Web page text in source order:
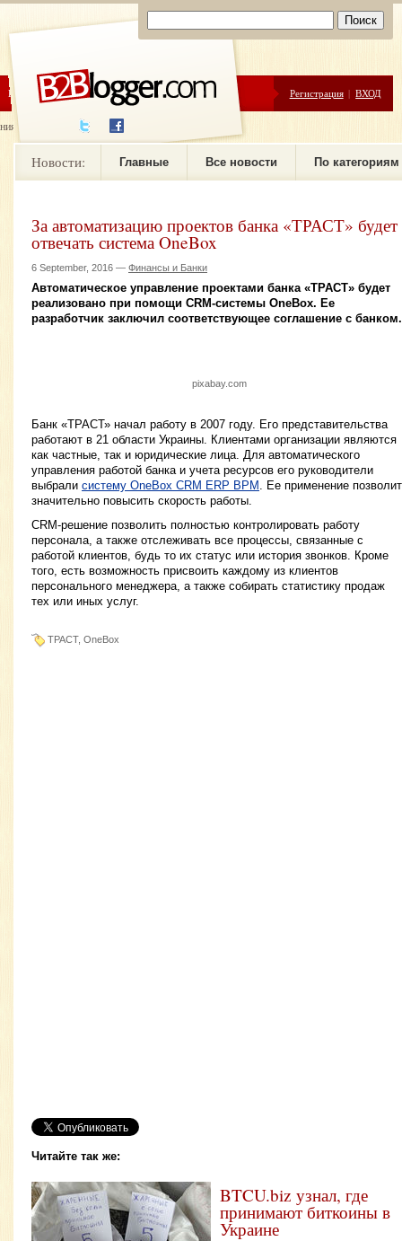
ЦЕНЫ ПОМОЩЬ Регистрация | ВХОД
новостей
Новости: Главные Все новости По категориям
За автоматизацию проектов банка «ТРАСТ» будет
отвечать система OneBox
6 September, 2016 — Финансы и Банки
Автоматическое управление проектами банка «ТРАСТ» будет
реализовано при помощи CRM-системы OneBox. Ее
разработчик заключил соответствующее соглашение с банком.
pixabay.com
Банк «ТРАСТ» начал работу в 2007 году. Его представительства
работают в 21 области Украины. Клиентами организации являются
как частные, так и юридические лица. Для автоматического
управления работой банка и учета ресурсов его руководители
выбрали систему OneBox CRM ERP BPM . Ее применение позволит
значительно повысить скорость работы.
CRM-решение позволить полностью контролировать работу
персонала, а также отслеживать все процессы, связанные с
работой клиентов, будь то их статус или история звонков. Кроме
того, есть возможность присвоить каждому из клиентов
персонального менеджера, а также собирать статистику продаж
тех или иных услуг.
ТРАСТ, OneBox
Читайте так же:
BTCU.biz узнал, где
принимают биткоины в
Украине